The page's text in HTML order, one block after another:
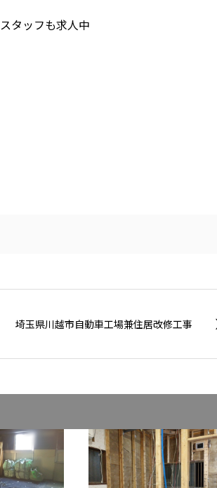
タッフも求人中
埼玉県川越市自動車工場兼住居改修工事